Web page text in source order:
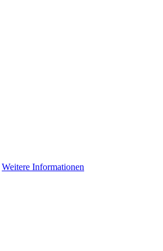
Weitere Informationen